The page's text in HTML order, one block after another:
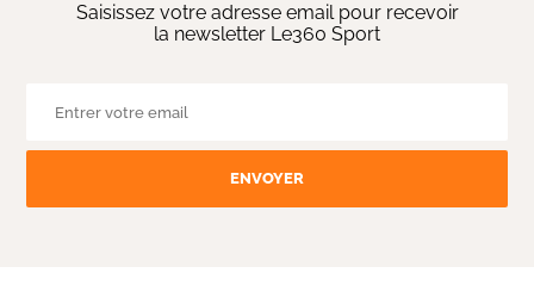
Saisissez votre adresse email pour recevoir
la newsletter Le360 Sport
ENVOYER